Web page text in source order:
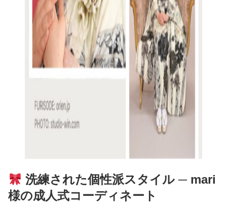
洗練された個性派スタイル ─ mari
様の成人式コーディネート